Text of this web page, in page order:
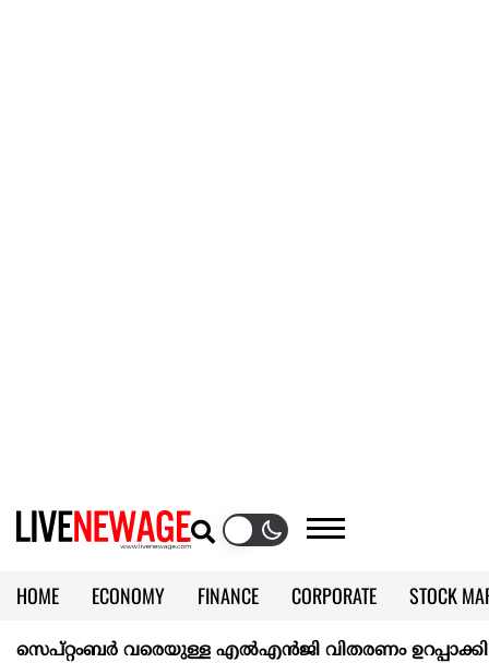
HOME ECONOMY FINANCE CORPORATE
STOCK
CALENDAR
KERALA @70
വരെയുള്ള എൽഎൻജി വിതരണം ഉറപ്പാക്കി ഇന്ത്യ